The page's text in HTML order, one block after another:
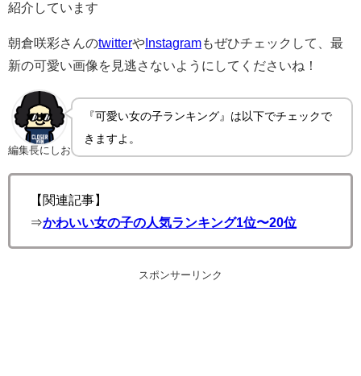
紹介しています
朝倉咲彩さんのtwitterや Instagramもぜひチェックして、最
新の可愛い画像を見逃さないようにしてくださいね！
編集長にしお
『可愛い女の子ランキング』は以下でチェックで
きますよ。
【関連記事】
⇒かわいい女の子の人気ランキング1位〜20位
スポンサーリンク